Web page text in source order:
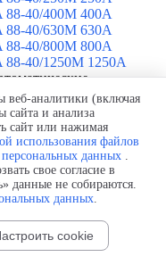
88-40/400M 400A
88-40/630М 630A
88-40/800M 800A
88-40/1250М 1250A
▼
40B 3F M2C2S2 M
40A 3F M2C2S2 М
40A 3F M2C2S2 М
40A 3F M2C2S2 М
40A 3F M2C2S2 М
аналитики (включая
сайта и анализа
сайт или нажимая
использования файлов
персональных данных .
свое согласие в
данные не собираются.
данных.
cookie